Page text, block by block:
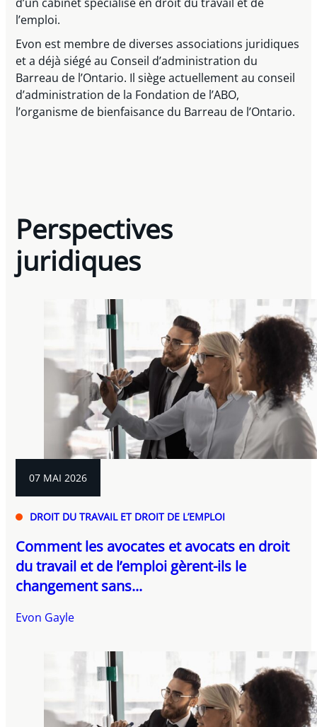
l’emploi.
Evon est membre de diverses associations juridiques
et a déjà siégé au Conseil d’administration du
Barreau de l’Ontario. Il siège actuellement au conseil
d’administration de la Fondation de l’ABO,
l’organisme de bienfaisance du Barreau de l’Ontario.
Perspectives
juridiques
07 MAI 2026
DROIT DU TRAVAIL ET DROIT DE L’EMPLOI
Comment les avocates et avocats en droit
du travail et de l’emploi gèrent-ils le
changement sans...
Evon Gayle